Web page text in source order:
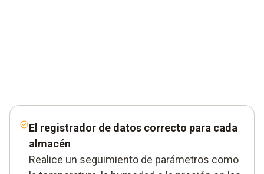
El registrador de datos correcto para cada
almacén
Realice un seguimiento de parámetros como